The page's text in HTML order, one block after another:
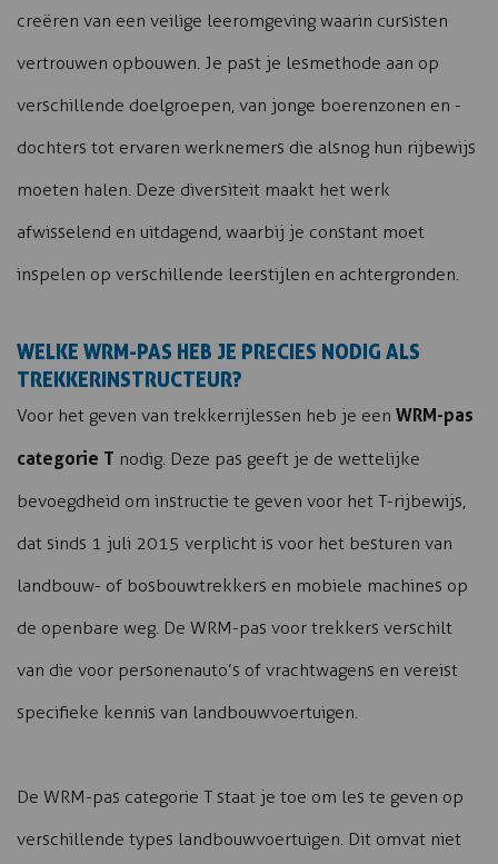
creëren van een veilige leeromgeving waarin cursisten
vertrouwen opbouwen. Je past je lesmethode aan op
verschillende doelgroepen, van jonge boerenzonen en -
dochters tot ervaren werknemers die alsnog hun rijbewijs
moeten halen. Deze diversiteit maakt het werk
afwisselend en uitdagend, waarbij je constant moet
inspelen op verschillende leerstijlen en achtergronden.
WELKE WRM-PAS HEB JE PRECIES NODIG ALS
TREKKERINSTRUCTEUR?
Voor het geven van trekkerrijlessen heb je een WRM-pas
categorie T nodig. Deze pas geeft je de wettelijke
bevoegdheid om instructie te geven voor het T-rijbewijs,
dat sinds 1 juli 2015 verplicht is voor het besturen van
landbouw- of bosbouwtrekkers en mobiele machines op
de openbare weg. De WRM-pas voor trekkers verschilt
van die voor personenauto’s of vrachtwagens en vereist
specifieke kennis van landbouwvoertuigen.
De WRM-pas categorie T staat je toe om les te geven op
verschillende types landbouwvoertuigen. Dit omvat niet